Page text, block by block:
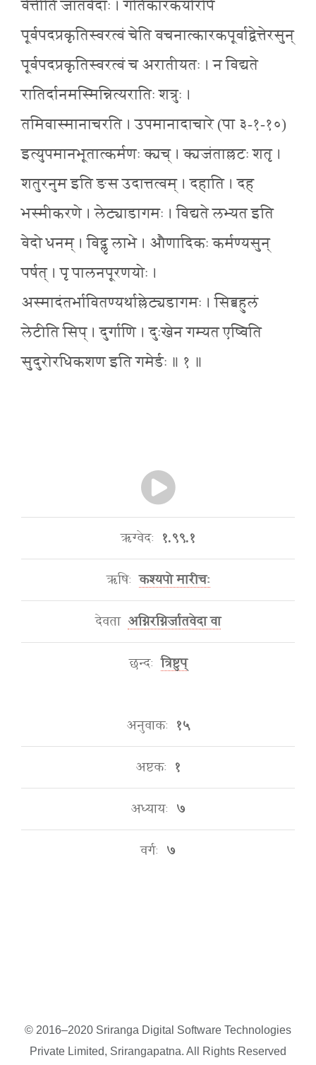
वेत्तीति जातवेदाः । गतिकारकयोरपि
पूर्वपदप्रकृतिस्वरत्वं चेति वचनात्कारकपूर्वाद्वेत्तेरसुन्
पूर्वपदप्रकृतिस्वरत्वं च अरातीयतः । न विद्यते
रातिर्दानमस्मिन्नित्यरातिः शत्रुः ।
तमिवास्मानाचरति । उपमानादाचारे (पा ३-१-१०)
इत्युपमानभूतात्कर्मणः क्यच् । क्यजंताल्लटः शतृ ।
शतुरनुम इति ङस उदात्तत्वम् । दहाति । दह
भस्मीकरणे । लेट्याडागमः । विद्यते लभ्यत इति
वेदो धनम् । विद्लृ लाभे । औणादिकः कर्मण्यसुन्
पर्षत् । पृ पालनपूरणयोः ।
अस्मादंतर्भावितण्यर्थाल्लेट्यडागमः । सिब्बहुलं
लेटीति सिप् । दुर्गाणि । दुःखेन गम्यत एष्विति
सुदुरोरधिकशण इति गमेर्डः ॥ १ ॥
ऋग्वेदः १.९९.१
ऋषिः कश्यपो मारीचः
देवता अग्निरग्निर्जातवेदा वा
छन्दः त्रिष्टुप्
अनुवाकः १५
अष्टकः १
अध्यायः ७
वर्गः ७
© 2016–2020 Sriranga Digital Software Technologies
Private Limited, Srirangapatna. All Rights Reserved